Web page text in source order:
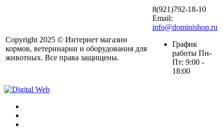
Copyright 2025 © Интернет магазин
кормов, ветеринарии и оборудования для
животных. Все права защищены.
8(921)792-18-10
Email:
info@dominishop.ru
График
работы Пн-
Пт: 9:00 -
18:00